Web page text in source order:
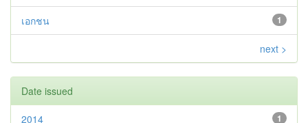
1
เอกชน
next >
Date issued
1
2014